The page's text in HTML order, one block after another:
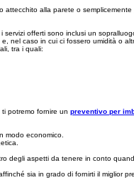
alla parete o
offerti sono inclusi un
caso in cui ci fossero umidità o
tra i quali:
ti potremo fornire un preventivo per
modo economico.
aspetti da tenere in conto
sia in grado di fornirti il miglior